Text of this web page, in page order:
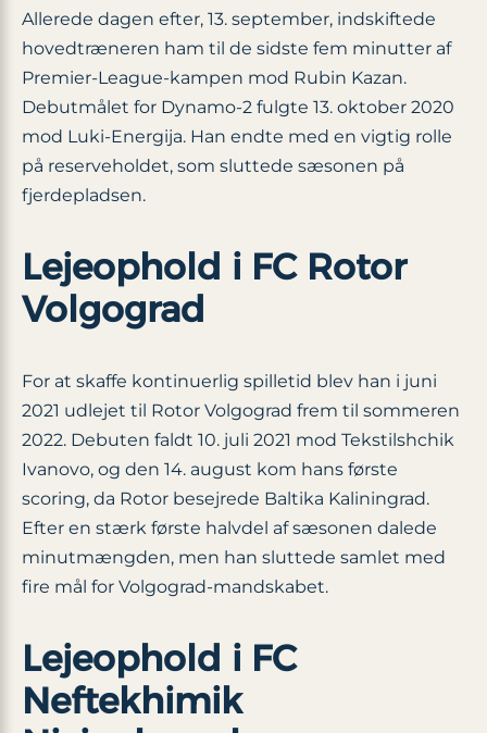
Allerede dagen efter, 13. september, indskiftede
hovedtræneren ham til de sidste fem minutter af
Premier-League-kampen mod Rubin Kazan.
Debutmålet for Dynamo-2 fulgte 13. oktober 2020
mod Luki-Energija. Han endte med en vigtig rolle
på reserveholdet, som sluttede sæsonen på
fjerdepladsen.
Lejeophold i FC Rotor
Volgograd
For at skaffe kontinuerlig spilletid blev han i juni
2021 udlejet til Rotor Volgograd frem til sommeren
2022. Debuten faldt 10. juli 2021 mod Tekstilshchik
Ivanovo, og den 14. august kom hans første
scoring, da Rotor besejrede Baltika Kaliningrad.
Efter en stærk første halvdel af sæsonen dalede
minutmængden, men han sluttede samlet med
fire mål for Volgograd-mandskabet.
Lejeophold i FC
Neftekhimik